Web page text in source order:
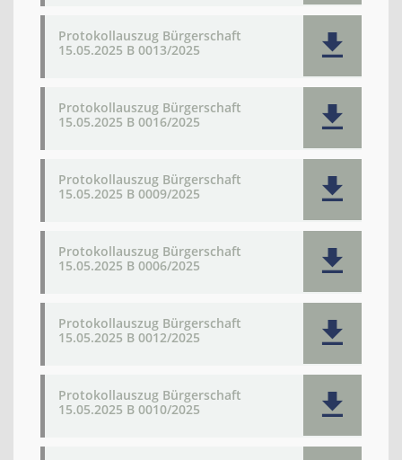
Protokollauszug Bürgerschaft
15.05.2025 B 0013/2025
Protokollauszug Bürgerschaft
15.05.2025 B 0016/2025
Protokollauszug Bürgerschaft
15.05.2025 B 0009/2025
Protokollauszug Bürgerschaft
15.05.2025 B 0006/2025
Protokollauszug Bürgerschaft
15.05.2025 B 0012/2025
Protokollauszug Bürgerschaft
15.05.2025 B 0010/2025